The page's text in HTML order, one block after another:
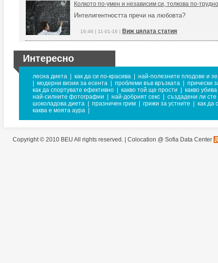
Колкото по-умен и независим си, толкова по-
Интелигентността пречи на любовта?
16:46 | 11-01-16 | Виж цялата статия
Интересно
лесна диета как да си по-красива
най-полезните плодове и
модерни визии за есента проблеми във връзката
прически
как да спортувате ефективно
какво той ще прости
какво
най-силните фотографии
най-добрият секс
създадени ли сте
шоколадова диета
празничен грим грижи за устните
как да
каква е моята аура
Copyright © 2010 BEU All rights reserved. | Colocation @ Sofia Data Center